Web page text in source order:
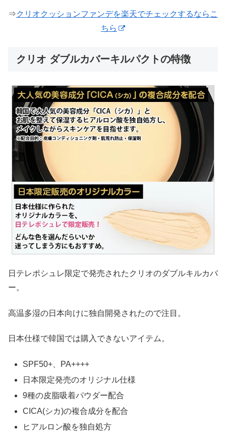
⇒クリオクッションファンデを楽天でチェックするならこ
ちら
クリオ ダブルカバーキルパクトの特徴
日テレポシュレ限定で発売されたクリオのダブルキルカバ
ー。
高温多湿の日本向けに独自開発されたので注目。
日本仕様で韓国では購入できないアイテム。
SPF50+、PA++++
日本限定発売のオリジナル仕様
9種の皮脂吸着パウダー配合
CICA(シカ)の複合成分を配合
ヒアルロン酸を独自処方